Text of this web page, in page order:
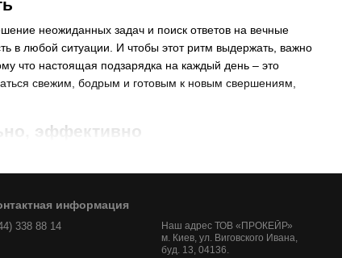
неожиданных задач и поиск ответов на вечные
в любой ситуации. И чтобы этот ритм выдержать, важно
что настоящая подзарядка на каждый день – это
свежим, бодрым и готовым к новым свершениям,
эффективно
have продуктов, которые должны быть в арсенале
уверенность. Мужская кожа требует особого подхода,
информация
338 88 14
Наш адрес ТОВ «ПРОКЕЙР»
м. Киев, ул. Виговского Ивана,
буд. 13, 04136.